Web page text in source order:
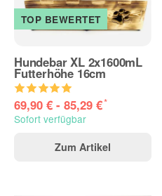
TOP BEWERTET
Hundebar XL 2x1600mL
Futterhöhe 16cm
69,90 € - 85,29 €*
Sofort verfügbar
Zum Artikel